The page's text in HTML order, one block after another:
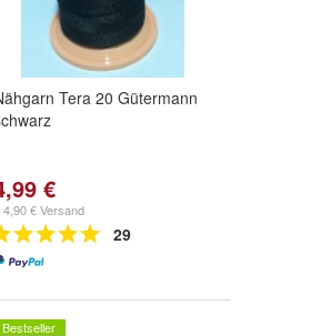
Tera 20 Gütermann
€
4,90 € Versand
29
Bestseller